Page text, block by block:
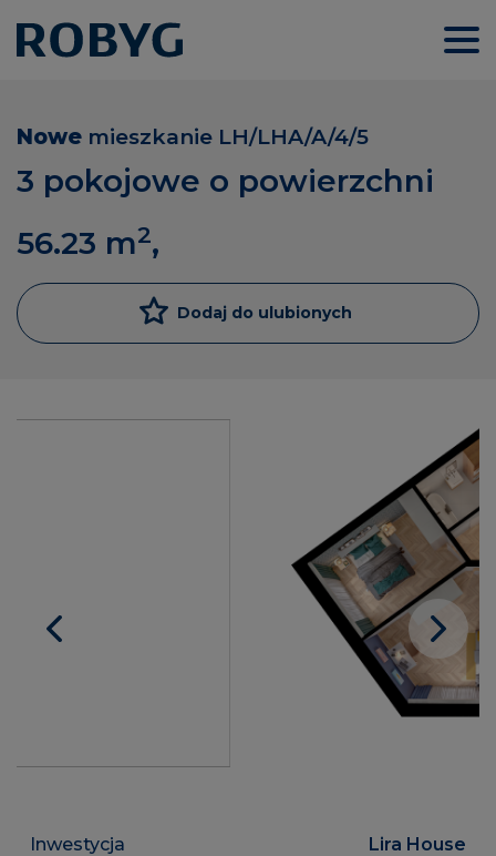
Nowe mieszkanie LH/LHA/A/4/5
3 pokojowe o powierzchni
56.23 m2,
Dodaj do ulubionych
Inwestycja Lira House